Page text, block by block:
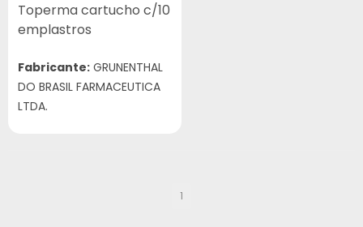
Toperma cartucho c/10
emplastros
Fabricante: GRUNENTHAL
DO BRASIL FARMACEUTICA
LTDA.
1